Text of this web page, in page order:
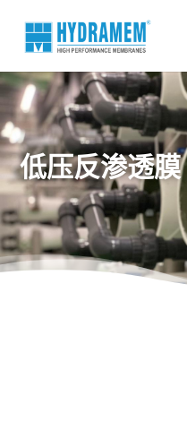
低压反渗透膜